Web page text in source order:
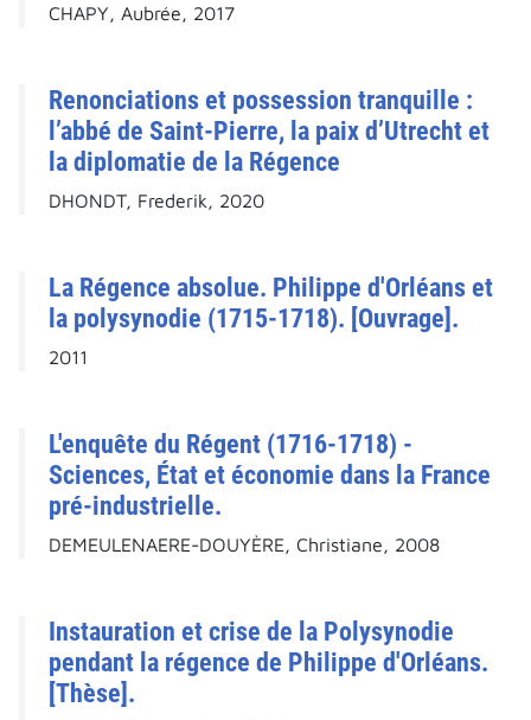
CHAPY, Aubrée, 2017
Renonciations et possession tranquille :
l’abbé de Saint-Pierre, la paix d’Utrecht et
la diplomatie de la Régence
DHONDT, Frederik, 2020
La Régence absolue. Philippe d'Orléans et
la polysynodie (1715-1718). [Ouvrage].
2011
L'enquête du Régent (1716-1718) -
Sciences, État et économie dans la France
pré-industrielle.
DEMEULENAERE-DOUYÈRE, Christiane, 2008
Instauration et crise de la Polysynodie
pendant la régence de Philippe d'Orléans.
[Thèse].